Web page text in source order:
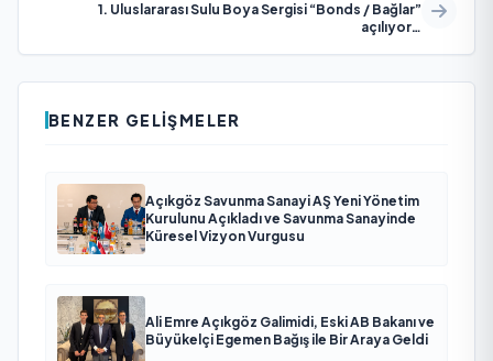
1. Uluslararası Sulu Boya Sergisi “Bonds / Bağlar”
açılıyor…
BENZER GELIŞMELER
Açıkgöz Savunma Sanayi AŞ Yeni Yönetim
Kurulunu Açıkladı ve Savunma Sanayinde
Küresel Vizyon Vurgusu
Ali Emre Açıkgöz Galimidi, Eski AB Bakanı ve
Büyükelçi Egemen Bağış ile Bir Araya Geldi